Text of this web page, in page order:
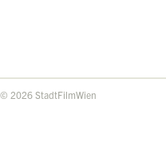
© 2026 StadtFilmWien